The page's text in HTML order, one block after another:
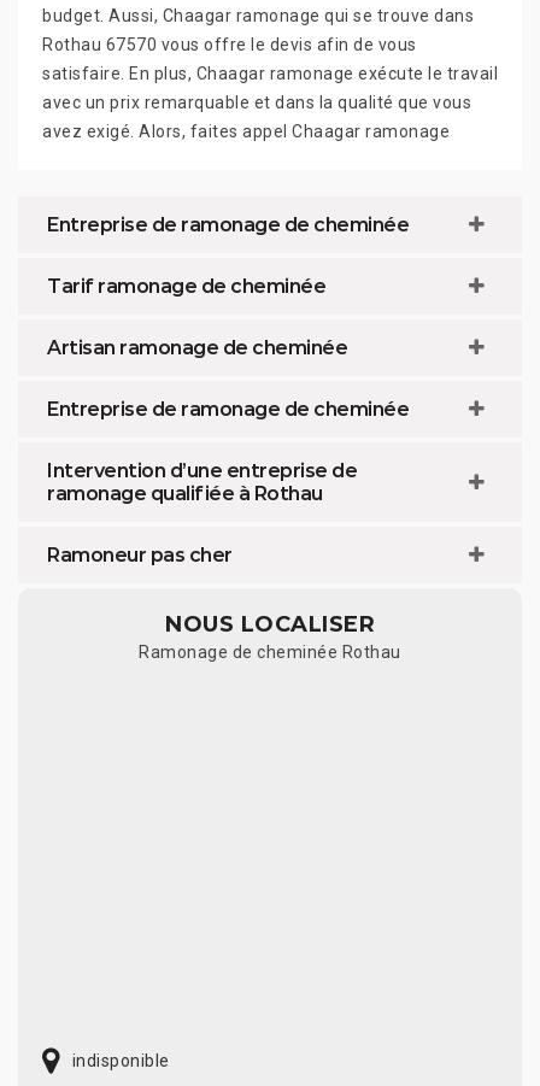
budget. Aussi, Chaagar ramonage qui se trouve dans
Rothau 67570 vous offre le devis afin de vous
satisfaire. En plus, Chaagar ramonage exécute le travail
avec un prix remarquable et dans la qualité que vous
avez exigé. Alors, faites appel Chaagar ramonage
Entreprise de ramonage de cheminée
Tarif ramonage de cheminée
Artisan ramonage de cheminée
Entreprise de ramonage de cheminée
Intervention d’une entreprise de
ramonage qualifiée à Rothau
Ramoneur pas cher
NOUS LOCALISER
Ramonage de cheminée Rothau
indisponible